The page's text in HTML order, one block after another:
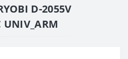
D-2055V
UNIV_ARM